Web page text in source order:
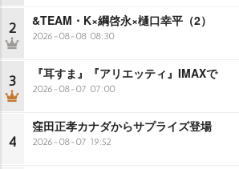
2 &TEAM・K×綱啓永×樋口幸平（2）
2026-08-08 08:30
3 『耳すま』『アリエッティ』IMAXで
2026-08-07 07:00
4
窪田正孝カナダからサプライズ登場
2026-08-07 19:52